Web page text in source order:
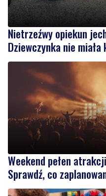
Nietrzeźwy opiekun
Dziewczynka nie miała
Weekend pełen
Sprawdź, co